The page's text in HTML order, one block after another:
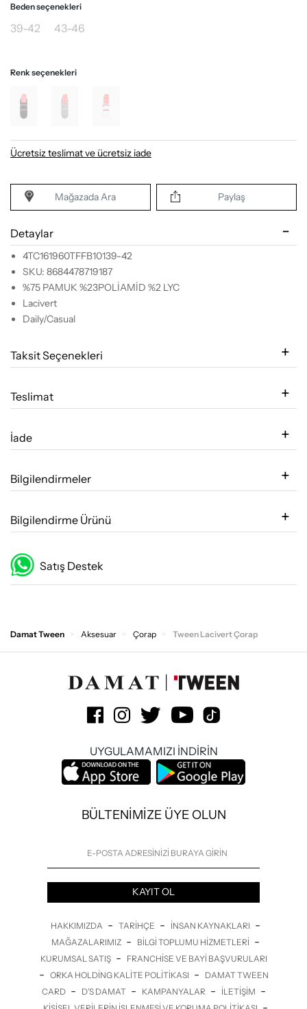
Beden seçenekleri
39-42 43-46
Renk seçenekleri
Ücretsiz teslimat ve ücretsiz iade
Mağazada Ara Paylaş
Detaylar
4TC161960TFFB10139-42
SKU: 8684478719187
%75 PAMUK %23POLİAMİD %2 LYC
Lacivert
Daily/Casual
Taksit Seçenekleri
Teslimat
İade
Bilgilendirmeler
Bilgilendirme Ürünü
Satış Destek
Damat Tween Aksesuar Çorap Tween Lacivert Çorap
UYGULAMAMIZI İNDİRİN
BÜLTENİMİZE ÜYE OLUN
KAYIT OL
HAKKIMIZDA - TARIHÇE - İNSAN KAYNAKLARI -
MAĞAZALARIMIZ - BILGI TOPLUMU HIZMETLERI -
KURUMSAL SATIŞ - FRANCHISE VE BAYI BAŞVURULARI
- ORKA HOLDING KALITE POLITIKASI -
DAMAT TWEEN
CARD - D’S DAMAT - KAMPANYALAR - İLETİŞİM -